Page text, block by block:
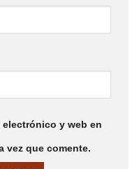
y web en
vez que comente.